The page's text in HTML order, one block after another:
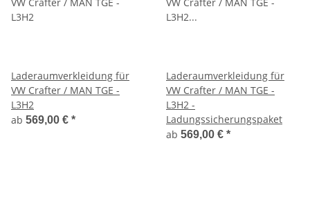
Laderaumverkleidung für
VW Crafter / MAN TGE -
L3H2
ab 569,00 € *
Laderaumverkleidung für
VW Crafter / MAN TGE -
L3H2 -
Ladungssicherungspaket
ab 569,00 € *